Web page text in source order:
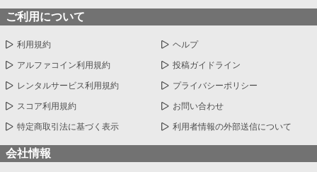
ご利用について
利用規約 ヘルプ
アルファコイン利用規約 投稿ガイドライン
レンタルサービス利用規約 プライバシーポリシー
スコア利用規約 お問い合わせ
特定商取引法に基づく表示 利用者情報の外部送信について
会社情報